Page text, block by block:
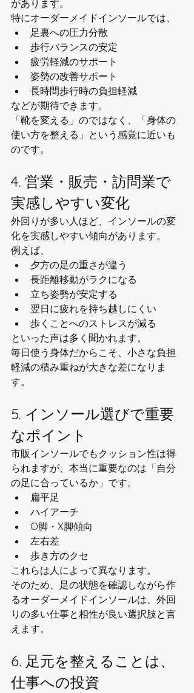
があります。
特にオーダーメイドインソールでは、
足裏への圧力分散
歩行バランスの安定
疲労軽減のサポート
姿勢の改善サポート
長時間歩行時の負担軽減
などが期待できます。
「靴を変える」のではなく、「身体の
使い方を整える」という感覚に近いも
のです。
4. 営業・販売・訪問業で
実感しやすい変化
外回りが多い人ほど、インソールの変
化を実感しやすい傾向があります。
例えば、
夕方の足の重さが違う
長距離移動がラクになる
立ち姿勢が安定する
翌日に疲れを持ち越しにくい
歩くことへのストレスが減る
といった声は多く聞かれます。
毎日使う身体だからこそ、小さな負担
軽減の積み重ねが大きな差になりま
す。
5. インソール選びで重要
なポイント
市販インソールでもクッション性は得
られますが、本当に重要なのは「自分
の足に合っているか」です。
扁平足
ハイアーチ
O脚・X脚傾向
左右差
歩き方のクセ
これらは人によって異なります。
そのため、足の状態を確認しながら作
るオーダーメイドインソールは、外回
りの多い仕事と相性が良い選択肢と言
えます。
6. 足元を整えることは、
仕事への投資